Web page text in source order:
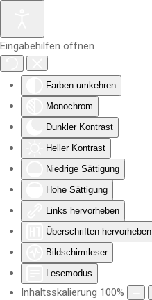
Eingabehilfen öffnen
Farben umkehren
Monochrom
Dunkler Kontrast
Heller Kontrast
Niedrige Sättigung
Hohe Sättigung
Links hervorheben
Überschriften hervorheben
Bildschirmleser
Lesemodus
Inhaltsskalierung 100%